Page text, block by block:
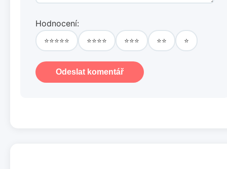
Hodnocení:
⭐⭐⭐⭐⭐ ⭐⭐⭐⭐ ⭐⭐⭐ ⭐⭐ ⭐
Odeslat komentář